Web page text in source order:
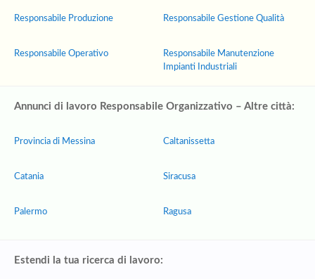
Responsabile Produzione
Responsabile Operativo
Responsabile Gestione Qualità
Responsabile Manutenzione
Impianti Industriali
Annunci di lavoro Responsabile Organizzativo – Altre città:
Provincia di Messina
Catania
Palermo
Caltanissetta
Siracusa
Ragusa
Estendi la tua ricerca di lavoro: